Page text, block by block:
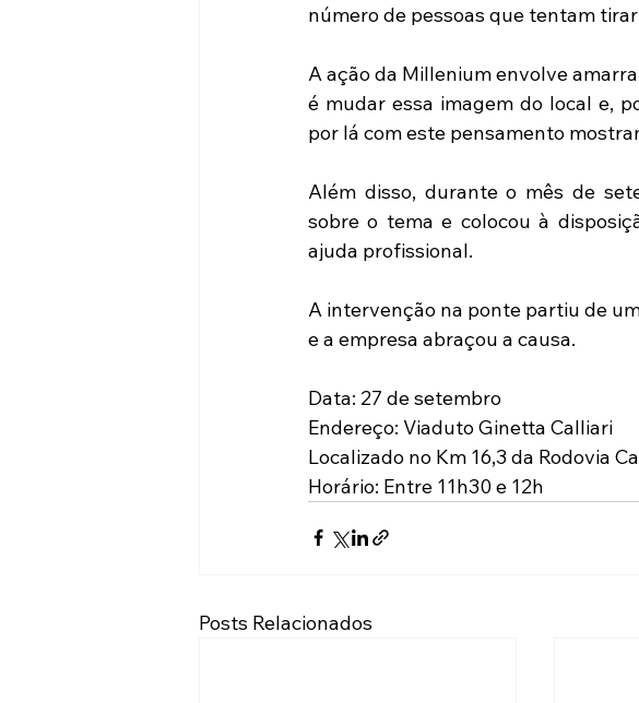
número de pessoas que tentam
A ação da Millenium envolve
é mudar essa imagem do local e,
por lá com este pensamento
Além disso, durante o mês de
sobre o tema e colocou à
ajuda profissional.
A intervenção na ponte partiu de
e a empresa abraçou a causa.
Data: 27 de setembro
Endereço: Viaduto Ginetta Calliari
Localizado no Km 16,3 da Rodovia
Horário: Entre 11h30 e 12h
Posts Relacionados